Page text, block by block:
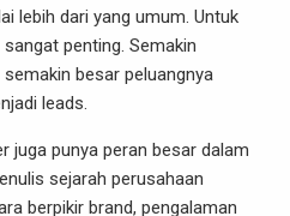
lebih dari yang umum. Untuk
penting. Semakin
besar peluangnya
leads.
juga punya peran besar dalam
sejarah perusahaan
berpikir brand, pengalaman